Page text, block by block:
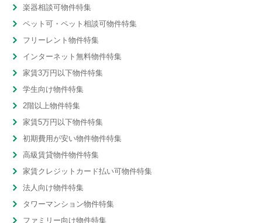
楽器相談可物件特集
ペット可・ペット相談可物件特集
フリーレント物件特集
インターネット無料物件特集
家賃3万円以下物件特集
学生向け物件特集
2階以上物件特集
家賃5万円以下物件特集
初期費用が安い物件物件特集
高級賃貸物件物件特集
家賃クレジットカード払い可物件特集
法人向け物件特集
タワーマンション物件特集
ファミリー向け物件特集